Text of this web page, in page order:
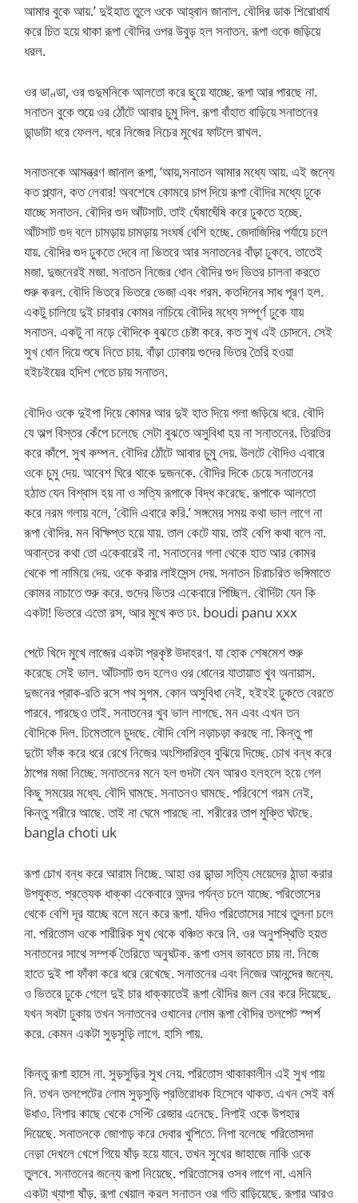
আমার বুকে আয়.’ দুইহাত তুলে ওকে আহ্বান জানাল. বৌদির ডাক শিরোধার্য
করে চিত হয়ে থাকা রূপা বৌদির ওপর উবুড় হল সনাতন. রূপা ওকে জড়িয়ে
ধরল.
ওর ডাণ্ডা, ওর গুদুমনিকে আলতো করে ছুয়ে যাচ্ছে. রূপা আর পারছে না.
সনাতন বুকে শুয়ে ওর ঠোঁটে আবার চুমু দিল. রূপা বাঁহাত বাড়িয়ে সনাতনের
ডান্ডাটা ধরে ফেলল. ধরে নিজের নিচের মুখের ফাটলে রাখল.
সনাতনকে আমন্ত্রণ জানাল রূপা, ‘আয়,সনাতন আমার মধ্যে আয়. এই জন্যে
কত প্ল্যান, কত লেবার! অবশেষে কোমরে চাপ দিয়ে রূপা বৌদির মধ্যে ঢুকে
যাচ্ছে সনাতন. বৌদির গুদ আঁটসাট. তাই ঘেঁষাঘেঁষি করে ঢুকতে হচ্ছে.
আঁটসাট গুদ বলে চামড়ায় চামড়ায় সংঘর্ষ বেশি হচ্ছে. জেদাজিদির পর্যায়ে চলে
যায়. বৌদির গুদ ঢুকতে দেবে না ভিতরে আর সনাতনের বাঁড়া ঢুকবে. তাতেই
মজা. দুজনেরই মজা. সনাতন নিজের ধোন বৌদির গুদ ভিতর চালনা করতে
শুরু করল. বৌদি ভিতরে ভিতরে ভেজা এবং গরম. কতদিনের সাধ পূরণ হল.
একটু চালিয়ে দুই চারবার কোমর নাচিয়ে বৌদির মধ্যে সম্পূর্ণ ঢুকে যায়
সনাতন. একটু না নড়ে বৌদিকে বুঝতে চেষ্টা করে. কত সুখ এই চোদনে. সেই
সুখ ধোন দিয়ে শুষে নিতে চায়. বাঁড়া ঢোকায় গুদের ভিতর তৈরি হওয়া
হইচইয়ের হদিশ পেতে চায় সনাতন.
বৌদিও ওকে দুইপা দিয়ে কোমর আর দুই হাত দিয়ে গলা জড়িয়ে ধরে. বৌদি
যে অল্প বিস্তর কেঁপে চলেছে সেটা বুঝতে অসুবিধা হয় না সনাতনের. তিরতির
করে কাঁপে. সুখ কম্পন. বৌদির ঠোঁটে আবার চুমু দেয়. উলটে বৌদিও এবারে
ওকে চুমু দেয়. আবেশ ঘিরে থাকে দুজনকে. বৌদির দিকে চেয়ে সনাতনের
হঠাত যেন বিশ্বাস হয় না ও সত্যি রূপাকে বিদ্ধ করেছে. রূপাকে আলতো
করে নরম গলায় বলে, ‘বৌদি এবারে করি.’ সঙ্গমের সময় কথা ভাল লাগে না
রূপা বৌদির. মন বিক্ষিপ্ত হয়ে যায়. তাল কেটে যায়. তাই বেশি কথা বলে না.
অবান্তর কথা তো একেবারেই না. সনাতনের গলা থেকে হাত আর কোমর
থেকে পা নামিয়ে দেয়. ওকে করার লাইসেন্স দেয়. সনাতন চিরাচরিত ভঙ্গিমাতে
কোমর নাচাতে শুরু করে. গুদের ভিতর একেবারে পিচ্ছিল. বৌদিটা যেন কি
একটা! ভিতরে এতো রস, আর মুখে কত ঢং. boudi panu xxx
পেটে খিদে মুখে লাজের একটা প্রকৃষ্ট উদাহরণ. যা হোক শেষমেশ শুরু
করেছে সেই ভাল. আঁটসাট গুদ হলেও ওর ধোনের যাতায়াত খুব অনায়াস.
দুজনের প্রাক-রতি রসে পথ সুগম. কোন অসুবিধা নেই, হইহই ঢুকতে বেরতে
পারবে. পারছেও তাই. সনাতনের খুব ভাল লাগছে. মন এবং এখন তন
বৌদিকে দিল. ঢিমেতালে চুদছে. বৌদি বেশি নড়াচড়া করছে না. কিন্তু পা
দুটো ফাঁক করে ধরে রেখে নিজের অংশিদারিত্ব বুঝিয়ে দিচ্ছে. চোখ বন্ধ করে
ঠাপের মজা নিচ্ছে. সনাতনের মনে হল গুদটা যেন আরও হলহলে হয়ে গেল
কিছু সময়ের মধ্যে. বৌদি ঘামছে. সনাতনও ঘামছে. পরিবেশে গরম নেই,
কিন্তু শরীরে আছে. তাই না ঘেমে পারছে না. শরীরের তাপ মুক্তি ঘটছে.
bangla choti uk
রূপা চোখ বন্ধ করে আরাম নিচ্ছে. আহা ওর ডান্ডা সত্যি মেয়েদের ঠান্ডা করার
উপযুক্ত. প্রত্যেক ধাক্কা একেবারে অন্দর পর্যন্ত চলে যাচ্ছে. পরিতোসের
থেকে বেশি দূর যাচ্ছে বলে মনে করে রূপা. যদিও পরিতোসের সাথে তুলনা চলে
না. পরিতোস ওকে শারীরিক সুখ থেকে বঞ্চিত করে নি. ওর অনুপস্থিতি হয়ত
সনাতনের সাথে সম্পর্ক তৈরিতে অনুঘটক. রূপা ওসব ভাবতে চায় না. নিজে
হাতে দুই পা ফাঁকা করে ধরে রেখেছে. সনাতনের এবং নিজের আনন্দের জন্যে.
ও ভিতরে ঢুকে গেলে দুই চার ধাক্কাতেই রূপা বৌদির জল বের করে দিয়েছে.
যখন সবটা ঢুকায় তখন সনাতনের ওখানের লোম রূপা বৌদির তলপেট স্পর্শ
করে. কেমন একটা সুড়সুড়ি লাগে. হাসি পায়.
কিন্তু রূপা হাসে না. সুড়সুড়ির সুখ নেয়. পরিতোস থাকাকালীন এই সুখ পায়
নি. তখন তলপেটের লোম সুড়সুড়ি প্রতিরোধক হিসেবে থাকত. এখন সেই বর্ম
উধাও. নিপার কাছে থেকে সেপ্টি রেজার এনেছে. নিপাই ওকে উপহার
দিয়েছে. সনাতনকে জোগাড় করে দেবার খুশিতে. নিপা বলেছে পরিতোসদা
নেড়া দেখলে খেপে গিয়ে ষাঁড় হয়ে যাবে. তখন সুখের জাহাজে নাকি ওকে
তুলবে. সনাতনের জন্যে রূপা নিয়েছে. পরিতোসের ওসব লাগে না. এমনি
একটা খ্যাপা ষাঁড়. রূপা খেয়াল করল সনাতন ওর গতি বাড়িয়েছে. রূপার আরও